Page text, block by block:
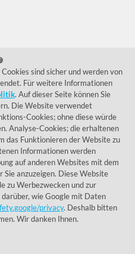
sind sicher und werden von
Für weitere Informationen
. Auf dieser Seite können Sie
Die Website verwendet
Cookies; ohne diese würde
Analyse-Cookies; die erhaltenen
das Funktionieren der Website zu
Informationen werden
auf anderen Websites mit dem
anzuzeigen. Diese Website
zu Werbezwecken und zur
wie Google mit Daten
privacy. Deshalb bitten
Wir danken Ihnen.